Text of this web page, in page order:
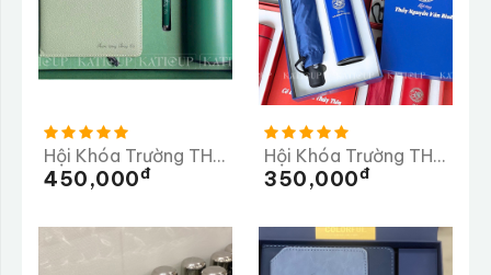
Hội Khóa Trường THPT HÀM RÔNG
450,000Đ
Hội Khóa Trường THPT Số 2 Nghĩa Hành Quảng Ngãi
350,000Đ